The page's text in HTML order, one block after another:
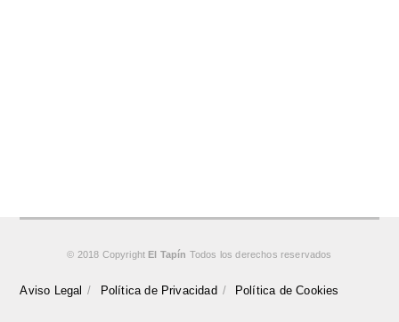
© 2018 Copyright El Tapín Todos los derechos reservados
Aviso Legal Política de Privacidad Política de Cookies